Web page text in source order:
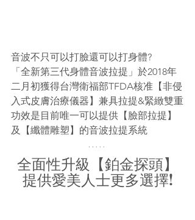
音波不只可以打臉還可以打身體?
「全新第三代身體音波拉提」於2018年
二月初獲得台灣衛福部TFDA核准【非侵
入式皮膚治療儀器】兼具拉提&緊緻雙重
功效是目前唯一可以提供【臉部拉提】
及【纖體雕塑】的音波拉提系統
全面性升級【鉑金探頭】
提供愛美人士更多選擇!